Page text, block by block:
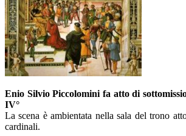
Enio Silvio Piccolomini fa atto di
IV°
La scena è ambientata nella sala del trono
cardinali.